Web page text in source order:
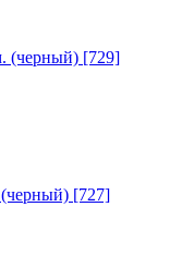
(черный) [729]
(черный) [727]